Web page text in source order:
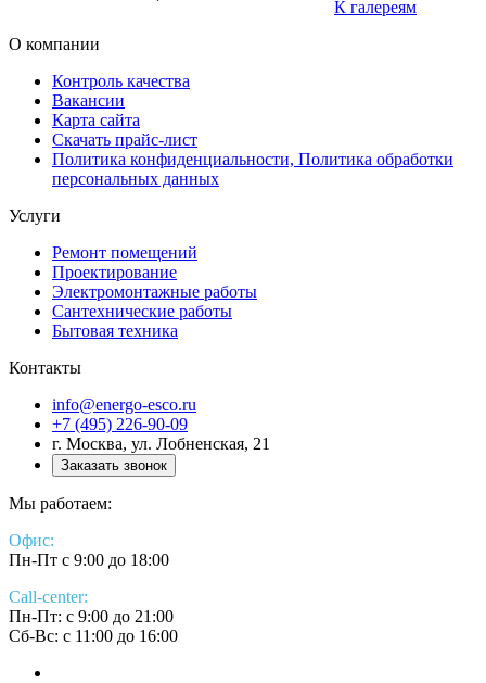
К галереям
О компании
Контроль качества
Вакансии
Карта сайта
Скачать прайс-лист
Политика конфиденциальности, Политика обработки
персональных данных
Услуги
Ремонт помещений
Проектирование
Электромонтажные работы
Сантехнические работы
Бытовая техника
Контакты
info@energo-esco.ru
+7 (495) 226-90-09
г. Москва, ул. Лобненская, 21
Заказать звонок
Мы работаем:
Офис:
Пн-Пт с 9:00 до 18:00
Call-center:
Пн-Пт: с 9:00 до 21:00
Сб-Вс: с 11:00 до 16:00